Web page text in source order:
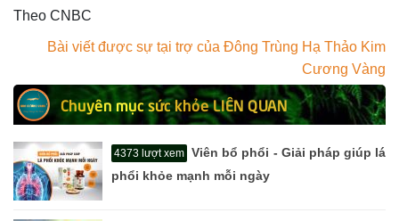
Theo CNBC
Bài viết được sự tại trợ của Đông Trùng Hạ Thảo Kim
Cương Vàng
Chuyên mục sức khỏe LIÊN QUAN
4373 lượt xem Viên bổ phổi - Giải pháp giúp lá
phổi khỏe mạnh mỗi ngày